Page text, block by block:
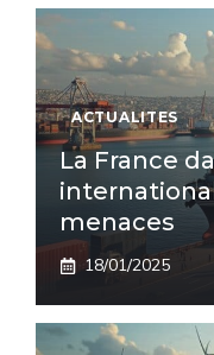
ACTUALITES
La France
menaces
18/01/2025